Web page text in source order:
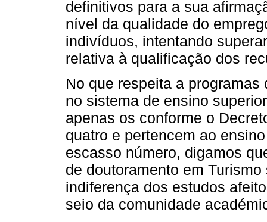
definitivos para a sua
nível da qualidade do
indivíduos, intentando
relativa à qualificação dos
No que respeita a
no sistema de ensino
apenas os conforme o
quatro e pertencem ao
escasso número, digamos
de doutoramento em
indiferença dos estudos
seio da comunidade